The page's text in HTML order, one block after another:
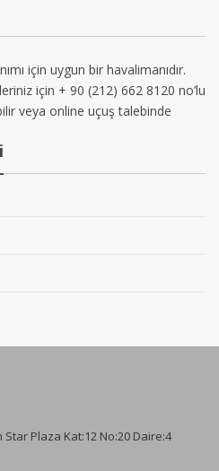
için uygun bir havalimanıdır.
için + 90 (212) 662 8120 no’lu
veya online uçuş talebinde
Star Plaza Kat:12 No:20 Daire:4